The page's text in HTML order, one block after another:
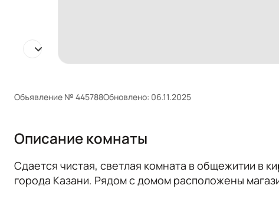
Объявление № 445788Обновлено: 06.11.2025
Описание комнаты
Сдается чистая, светлая комната в общежитии в
города Казани. Рядом с домом расположены